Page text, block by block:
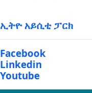
ኢትዮ አይሲቲ ፓርክ
Facebook
Linkedin
Youtube